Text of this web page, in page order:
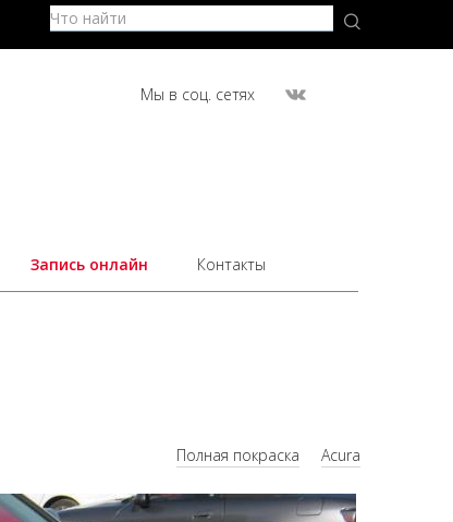
Мы в соц. сетях
Запись онлайн Контакты
Полная покраска Acura